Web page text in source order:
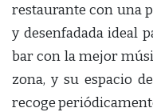
restaurante con una
y desenfadada ideal
bar con la mejor
zona, y su espacio
recoge